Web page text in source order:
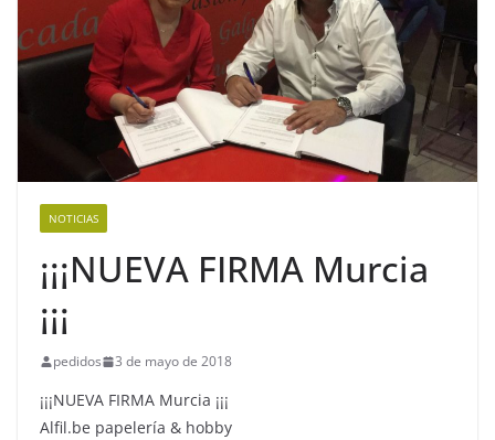
NOTICIAS
¡¡¡NUEVA FIRMA Murcia
¡¡¡
pedidos 3 de mayo de 2018
¡¡¡NUEVA FIRMA Murcia ¡¡¡
Alfil.be papelería & hobby